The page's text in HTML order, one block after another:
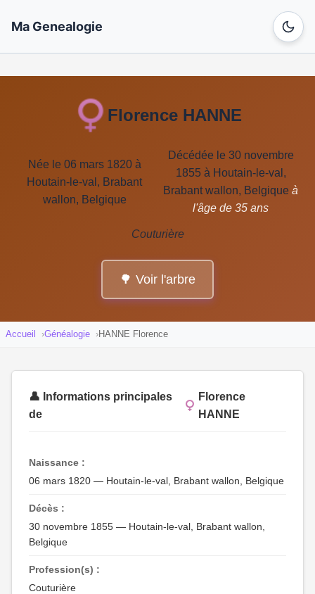
Ma Genealogie
Florence HANNE
Née le 06 mars 1820 à
Houtain-le-val, Brabant
wallon, Belgique
Décédée le 30 novembre
1855 à Houtain-le-val,
Brabant wallon, Belgique à
l'âge de 35 ans
Couturière
🌳 Voir l'arbre
Accueil Généalogie HANNE Florence
👤 Informations principales
de
Florence
HANNE
Naissance :
06 mars 1820 — Houtain-le-val, Brabant wallon, Belgique
Décès :
30 novembre 1855 — Houtain-le-val, Brabant wallon,
Belgique
Profession(s) :
Couturière